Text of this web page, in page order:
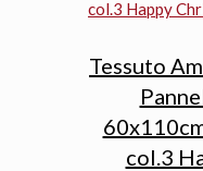
Tessuto
col.3